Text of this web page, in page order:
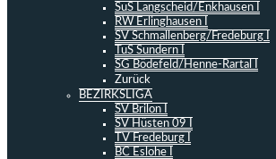
SuS Langscheid/Enkhausen I
RW Erlinghausen I
SV Schmallenberg/Fredeburg I
TuS Sundern I
SG Bödefeld/Henne-Rartal I
Zurück
BEZIRKSLIGA
SV Brilon I
SV Hüsten 09 I
TV Fredeburg I
BC Eslohe I